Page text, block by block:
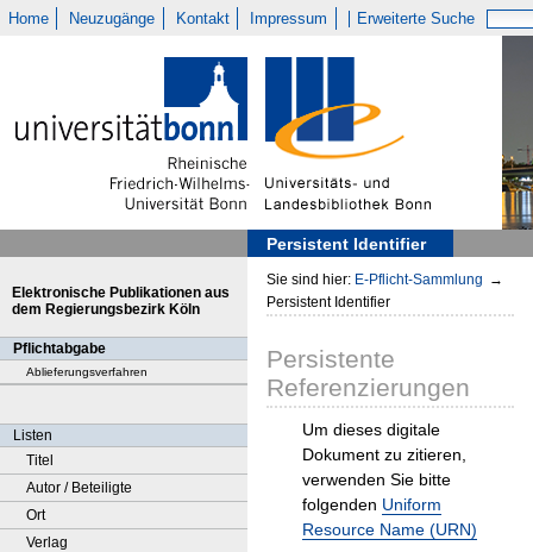
Home Neuzugänge Kontakt Impressum Erweiterte Suche
Persistent Identifier
Elektronische Publikationen aus
dem Regierungsbezirk Köln
Pflichtabgabe
Ablieferungsverfahren
Listen
Titel
Autor / Beteiligte
Ort
Verlag
Sie sind hier: E-Pflicht-Sammlung →
Persistent Identifier
Persistente
Referenzierungen
Um dieses digitale
Dokument zu zitieren,
verwenden Sie bitte
folgenden Uniform
Resource Name (URN)